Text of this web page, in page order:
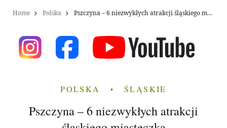
Home Polska Pszczyna – 6 niezwykłych atrakcji śląskiego miasteczka
POLSKA ŚLĄSKIE
Pszczyna – 6 niezwykłych atrakcji